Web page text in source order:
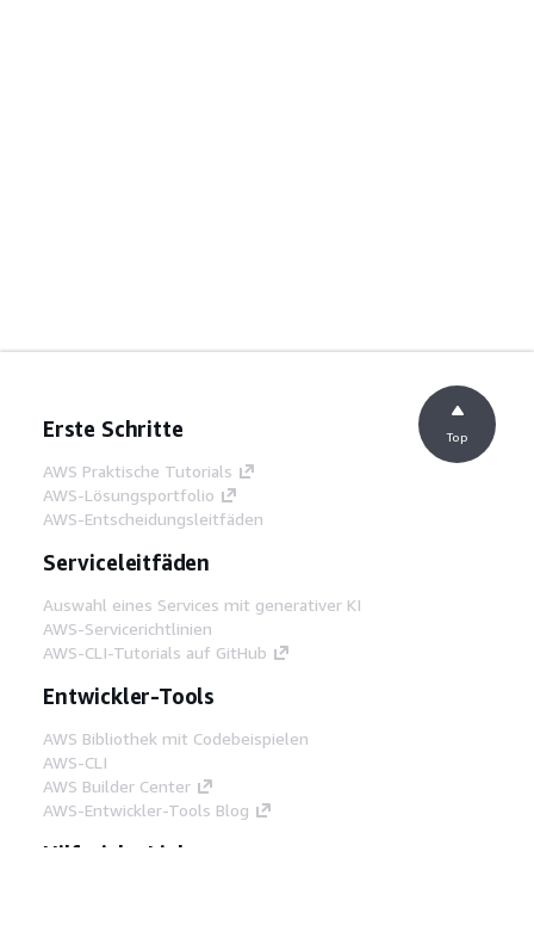
Erste Schritte
AWS Praktische Tutorials
AWS-Lösungsportfolio
AWS-Entscheidungsleitfäden
Serviceleitfäden
Auswahl eines Services mit generativer KI
AWS-Servicerichtlinien
AWS-CLI-Tutorials auf GitHub
Entwickler-Tools
AWS Bibliothek mit Codebeispielen
AWS-CLI
AWS Builder Center
AWS-Entwickler-Tools Blog
Hilfreiche Links
Top